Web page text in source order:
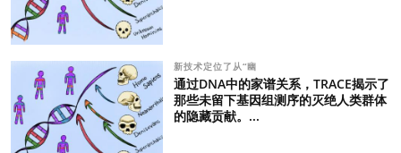
新技术定位了从“幽
通过DNA中的家谱关系，TRACE揭示了
那些未留下基因组测序的灭绝人类群体
的隐藏贡献。...